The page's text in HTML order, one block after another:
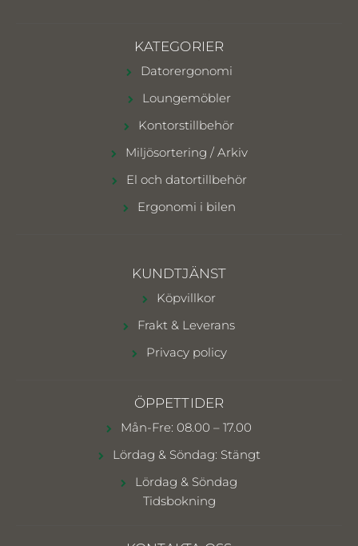
KATEGORIER
Datorergonomi
Loungemöbler
Kontorstillbehör
Miljösortering / Arkiv
El och datortillbehör
Ergonomi i bilen
KUNDTJÄNST
Köpvillkor
Frakt & Leverans
Privacy policy
ÖPPETTIDER
Mån-Fre: 08.00 – 17.00
Lördag & Söndag: Stängt
Lördag & Söndag
Tidsbokning